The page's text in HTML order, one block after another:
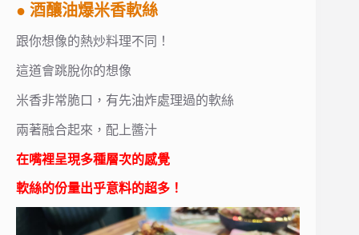
● 酒釀油爆米香軟絲
跟你想像的熱炒料理不同！
這道會跳脫你的想像
米香非常脆口，有先油炸處理過的軟絲
兩著融合起來，配上醬汁
在嘴裡呈現多種層次的感覺
軟絲的份量出乎意料的超多！